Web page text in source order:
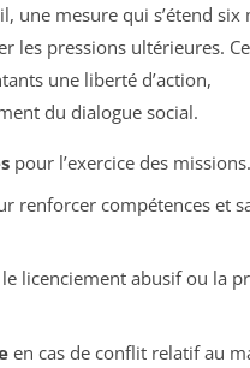
une mesure qui s’étend six
les pressions ultérieures. Ce
une liberté d’action,
du dialogue social.
pour l’exercice des missions.
renforcer compétences et
licenciement abusif ou la
en cas de conflit relatif au